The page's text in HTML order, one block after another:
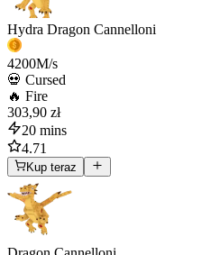
Hydra Dragon Cannelloni
4200M/s
💀 Cursed
🔥 Fire
303,90 zł
20 mins
4.71
Kup teraz